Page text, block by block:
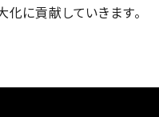
に貢献していきます。